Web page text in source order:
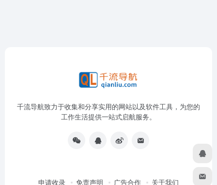
千流导航致力于收集和分享实用的网站以及软件工具，为您的
工作生活提供一站式启航服务。
申请收录 免责声明 广告合作 关于我们